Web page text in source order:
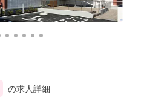
の求人詳細